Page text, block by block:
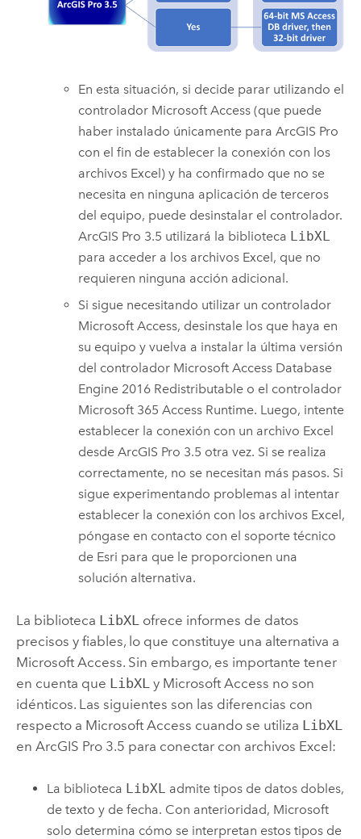
En esta situación, si decide parar utilizando el
controlador Microsoft Access (que puede
haber instalado únicamente paraArcGIS Pro
con el fin de establecer la conexión con los
archivos Excel ) y ha confirmado que no se
necesita en ninguna aplicación de terceros
del equipo, puede desinstalar el controlador.
ArcGIS Pro 3.5 utilizará la biblioteca LibXL
para acceder a los archivos Excel , que no
requieren ninguna acción adicional.
Si sigue necesitando utilizar un controlador
Microsoft Access, desinstale los que haya en
su equipo y vuelva a instalar la última versión
del controlador Microsoft Access Database
Engine 2016 Redistributable o el controlador
Microsoft 365 Access Runtime. Luego, intente
establecer la conexión con un archivo Excel
desdeArcGIS Pro 3.5 otra vez. Si se realiza
correctamente, no se necesitan más pasos. Si
sigue experimentando problemas al intentar
establecer la conexión con los archivos Excel,
póngase en contacto con el soporte técnico
de Esri para que le proporcionen una
solución alternativa.
La biblioteca LibXLofrece informes de datos
precisos y fiables, lo que constituye una alternativa a
Microsoft Access. Sin embargo, es importante tener
en cuenta que LibXLy Microsoft Access no son
idénticos. Las siguientes son las diferencias con
respecto a Microsoft Access cuando se utiliza LibXL
en ArcGIS Pro 3.5 para conectar con archivos Excel :
La biblioteca LibXL admite tipos de datos dobles,
de texto y de fecha. Con anterioridad, Microsoft
solo determina cómo se interpretan estos tipos de